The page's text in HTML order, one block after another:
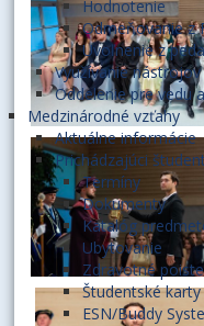
Hodnotenie
Odmeňovanie z
Uvoľnenie z
Využívanie
Oddelenie pre vedu
Medzinárodné vzťahy
Aktuálne informácie
Prichádzajúci
Termíny
Dokumenty
Katalóg
Ubytovanie
Zdravotné
Študentské karty
ESN/Buddy